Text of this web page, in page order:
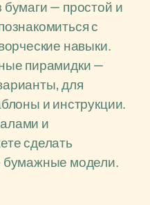
— простой и
с
навыки.
пирамидки —
для
и инструкции.
и
сделать
бумажные модели.